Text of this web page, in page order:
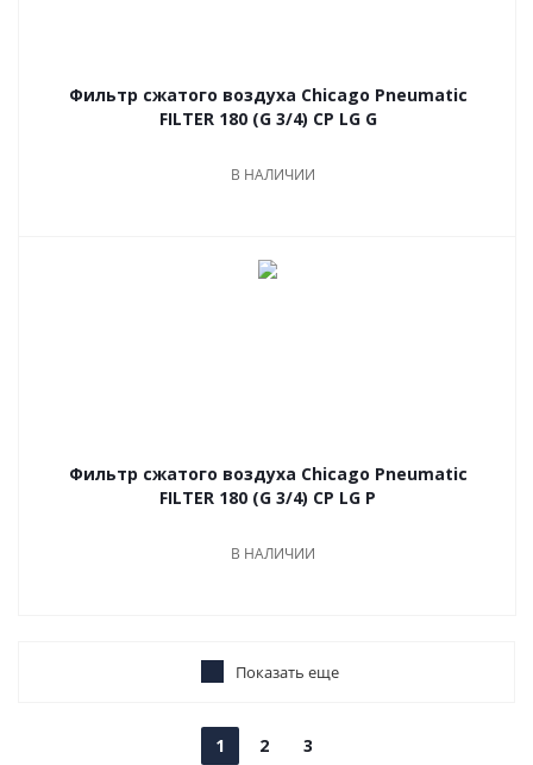
Фильтр сжатого воздуха Chicago Pneumatic
FILTER 180 (G 3/4) CP LG G
В НАЛИЧИИ
Фильтр сжатого воздуха Chicago Pneumatic
FILTER 180 (G 3/4) CP LG P
В НАЛИЧИИ
Показать еще
1 2 3